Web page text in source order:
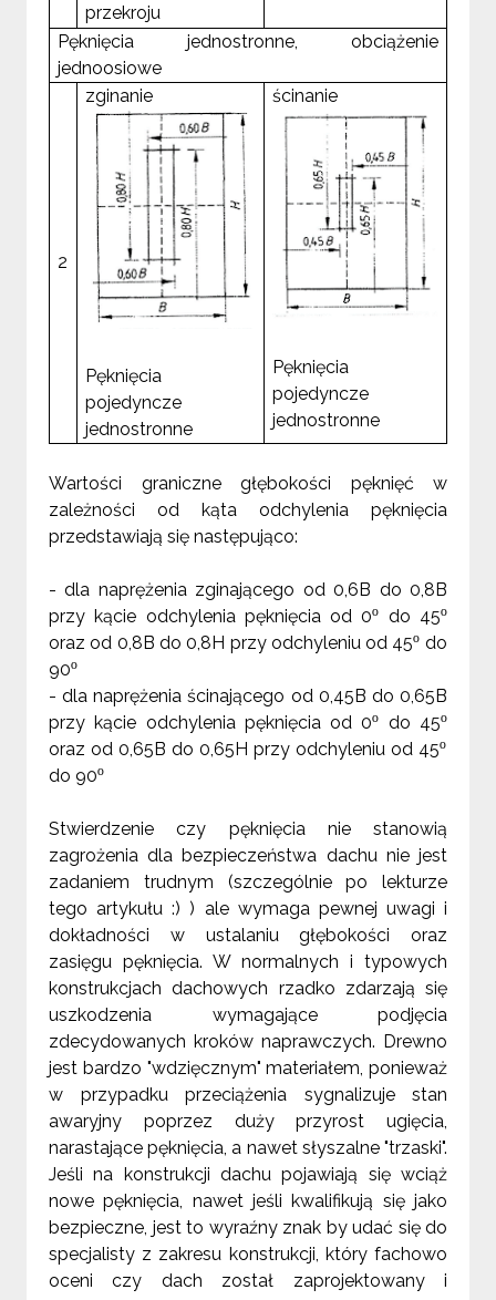
przekroju
Pęknięcia jednostronne, obciążenie
jednoosiowe
2
zginanie
Pęknięcia
pojedyncze
jednostronne
ścinanie
Pęknięcia
pojedyncze
jednostronne
Wartości graniczne głębokości pęknięć w
zależności od kąta odchylenia pęknięcia
przedstawiają się następująco:
- dla naprężenia zginającego od 0,6B do 0,8B
przy kącie odchylenia pęknięcia od 0o do 45o
oraz od 0,8B do 0,8H przy odchyleniu od 45o do
90o
-dla naprężenia ścinającego od 0,45B do 0,65B
przy kącie odchylenia pęknięcia od 0o do 45o
oraz od 0,65B do 0,65H przy odchyleniu od 45o
do 90o
Stwierdzenie czy pęknięcia nie stanowią
zagrożenia dla bezpieczeństwa dachu nie jest
zadaniem trudnym (szczególnie po lekturze
tego artykułu :) ) ale wymaga pewnej uwagi i
dokładności w ustalaniu głębokości oraz
zasięgu pęknięcia. W normalnych i typowych
konstrukcjach dachowych rzadko zdarzają się
uszkodzenia wymagające podjęcia
zdecydowanych kroków naprawczych. Drewno
jest bardzo "wdzięcznym" materiałem, ponieważ
w przypadku przeciążenia sygnalizuje stan
awaryjny poprzez duży przyrost ugięcia,
narastające pęknięcia, a nawet słyszalne "trzaski".
Jeśli na konstrukcji dachu pojawiają się wciąż
nowe pęknięcia, nawet jeśli kwalifikują się jako
bezpieczne, jest to wyraźny znak by udać się do
specjalisty z zakresu konstrukcji, który fachowo
oceni czy dach został zaprojektowany i